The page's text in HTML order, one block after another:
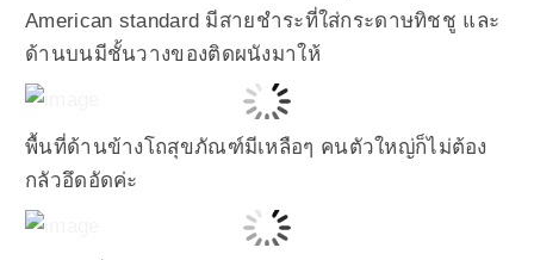
American standard มีสายชำระที่ใส่กระดาษทิชชู และ
ด้านบนมีชั้นวางของติดผนังมาให้
พื้นที่ด้านข้างโถสุขภัณฑ์มีเหลือๆ คนตัวใหญ่ก็ไม่ต้อง
กลัวอึดอัดค่ะ